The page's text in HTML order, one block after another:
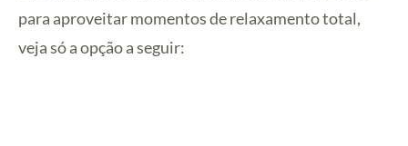
para aproveitar momentos de relaxamento total,
veja só a opção a seguir: